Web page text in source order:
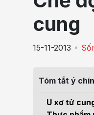
cung
15-11-2013
Tóm tắt ý
U xơ tử